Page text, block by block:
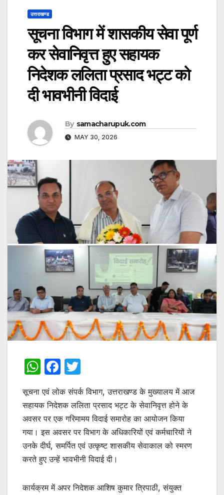
उत्तराखण्ड
सूचना विभाग में शासकीय सेवा पूर्ण
कर सेवानिवृत्त हुए सहायक
निदेशक ललिता प्रसाद भट्ट को
दी भावभीनी विदाई
By samacharupuk.com
MAY 30, 2026
W
h
at
s
A
p
p
F
c
e
b
o
o
w
itt
er
सूचना एवं लोक संपर्क विभाग, उत्तराखण्ड के मुख्यालय में आज
सहायक निदेशक ललिता प्रसाद भट्ट के सेवानिवृत्त होने के
अवसर पर एक गरिमामय विदाई समारोह का आयोजन किया
गया। इस अवसर पर विभाग के अधिकारियों एवं कर्मचारियों ने
उनके दीर्घ, समर्पित एवं उत्कृष्ट शासकीय सेवाकाल को स्मरण
करते हुए उन्हें भावभीनी विदाई दी।
कार्यक्रम में अपर निदेशक आशिष कुमार त्रिपाठी, संयुक्त